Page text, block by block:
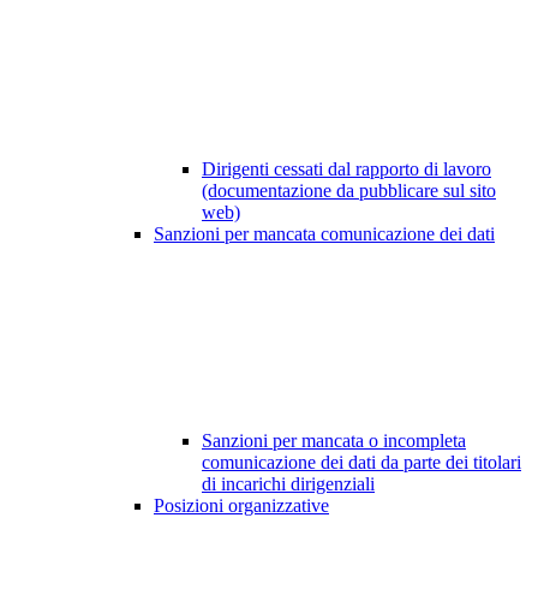
Dirigenti cessati dal rapporto di lavoro
(documentazione da pubblicare sul sito
web)
Sanzioni per mancata comunicazione dei dati
Sanzioni per mancata o incompleta
comunicazione dei dati da parte dei titolari
di incarichi dirigenziali
Posizioni organizzative